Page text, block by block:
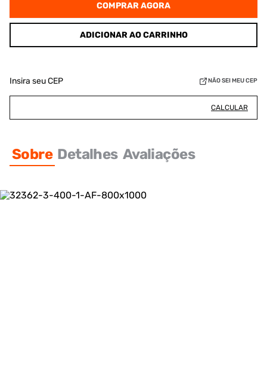
COMPRAR AGORA
ADICIONAR AO CARRINHO
Insira seu CEP NÃO SEI MEU CEP
CALCULAR
Sobre Detalhes Avaliações